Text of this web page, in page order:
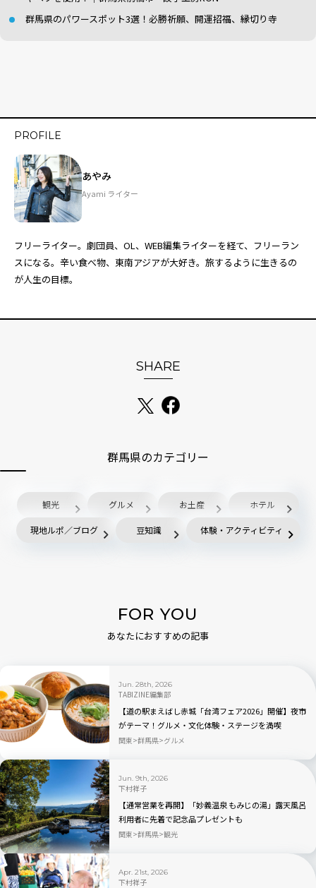
群馬県のパワースポット3選！必勝祈願、開運招福、縁切り寺
PROFILE
あやみ
Ayami ライター
フリーライター。劇団員、OL、WEB編集ライターを経て、フリーラン
スになる。辛い食べ物、東南アジアが大好き。旅するように生きるの
が人生の目標。
SHARE
群馬県のカテゴリー
観光 グルメ お土産 ホテル
現地ルポ／ブログ 豆知識 体験・アクティビティ
FOR YOU
あなたにおすすめの記事
Jun. 28th, 2026
TABIZINE編集部
【道の駅まえばし赤城「台湾フェア2026」開催】夜市
がテーマ！グルメ・文化体験・ステージを満喫
関東 群馬県 グルメ
Jun. 9th, 2026
下村祥子
【通常営業を再開】「妙義温泉 もみじの湯」露天風呂
利用者に先着で記念品プレゼントも
関東 群馬県 観光
Apr. 21st, 2026
下村祥子